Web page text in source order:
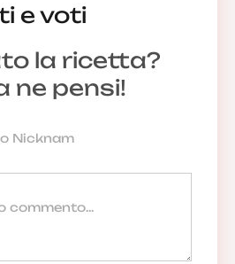
e voti
la ricetta?
ne pensi!